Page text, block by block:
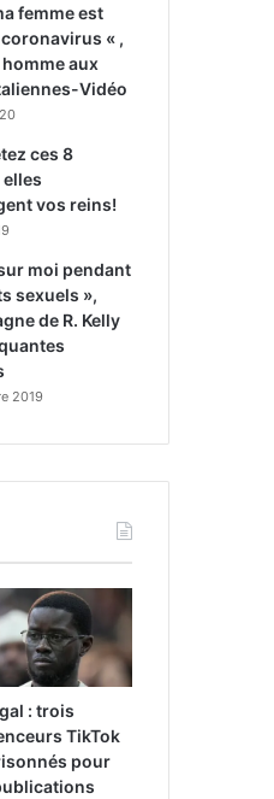
femme est
« ,
aux
Vidéo
ces 8
vos reins!
moi pendant
sexuels »,
de R. Kelly
2019
: trois
TikTok
pour